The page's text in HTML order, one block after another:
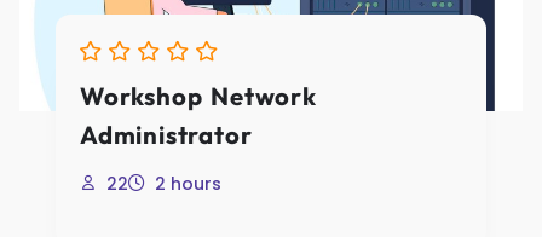
Workshop Network
Administrator
22 2 hours